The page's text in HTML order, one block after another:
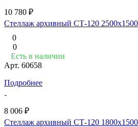
10 780 ₽
Стеллаж архивный СТ-120
0
0
Есть в наличии
Арт. 60658
Подробнее
8 006 ₽
Стеллаж архивный СТ-120